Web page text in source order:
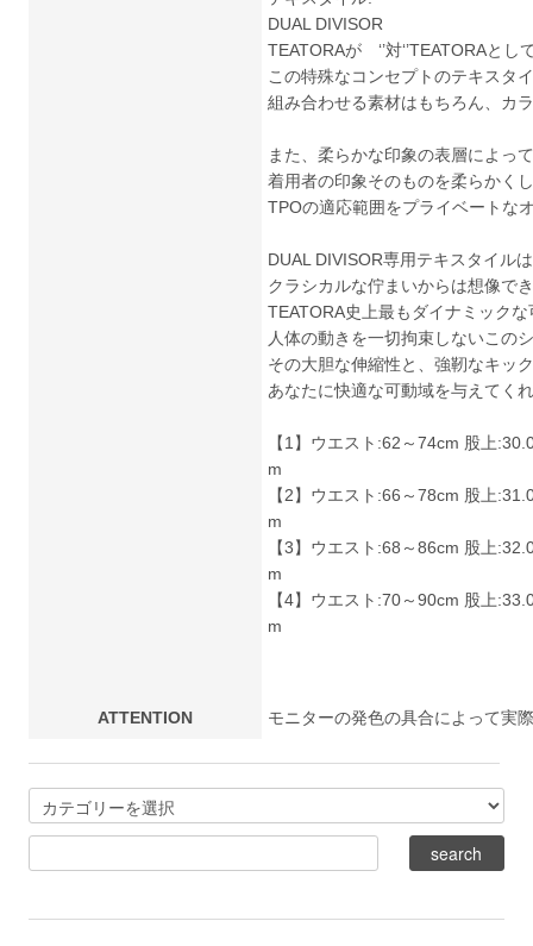
DUAL DIVISOR
TEATORAが ‘’対‘’TEATORAとし
この特殊なコンセプトのテキスタ
組み合わせる素材はもちろん、カ
また、柔らかな印象の表層によっ
着用者の印象そのものを柔らかく
TPOの適応範囲をプライベートな
DUAL DIVISOR専用テキスタイルは
クラシカルな佇まいからは想像で
TEATORA史上最もダイナミックな
人体の動きを一切拘束しないこの
その大胆な伸縮性と、強靭なキッ
あなたに快適な可動域を与えてく
【1】ウエスト:62～74cm 股上
m
【2】ウエスト:66～78cm 股上
m
【3】ウエスト:68～86cm 股上
m
【4】ウエスト:70～90cm 股上
m
ATTENTION モニターの発色の具合によって実